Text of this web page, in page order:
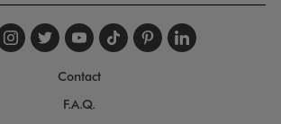
nous sur
Suivez-nous sur
Suivez-nous sur
Suivez-nous
Suivez-nous
Suivez-
Contact
F.A.Q.